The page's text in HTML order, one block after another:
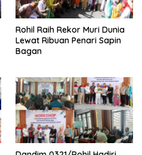
Rohil Raih Rekor Muri Dunia
Lewat Ribuan Penari Sapin
Bagan